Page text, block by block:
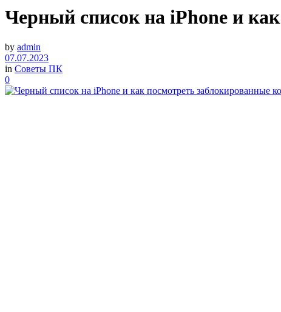
Черный список на iPhone и
by admin
07.07.2023
in Советы ПК
0